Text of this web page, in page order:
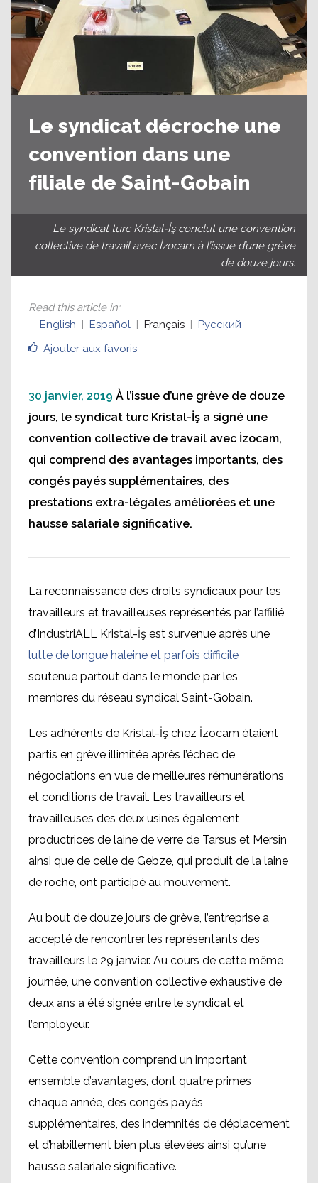
Le syndicat décroche une
convention dans une
filiale de Saint-Gobain
Le syndicat turc Kristal-İş conclut une convention
collective de travail avec İzocam à l’issue d’une grève
de douze jours.
Ajouter aux favoris
Read this article in:
English
Español Français Русский
30 janvier, 2019 À l’issue d’une grève de douze
jours, le syndicat turc Kristal-İş a signé une
convention collective de travail avec İzocam,
qui comprend des avantages importants, des
congés payés supplémentaires, des
prestations extra-légales améliorées et une
hausse salariale significative.
La reconnaissance des droits syndicaux pour les
travailleurs et travailleuses représentés par l’affilié
d’IndustriALL Kristal-İş est survenue après une
lutte de longue haleine et parfois difficile
soutenue partout dans le monde par les
membres du réseau syndical Saint-Gobain.
Les adhérents de Kristal-İş chez İzocam étaient
partis en grève illimitée après l’échec de
négociations en vue de meilleures rémunérations
et conditions de travail. Les travailleurs et
travailleuses des deux usines également
productrices de laine de verre de Tarsus et Mersin
ainsi que de celle de Gebze, qui produit de la laine
de roche, ont participé au mouvement.
Au bout de douze jours de grève, l’entreprise a
accepté de rencontrer les représentants des
travailleurs le 29 janvier. Au cours de cette même
journée, une convention collective exhaustive de
deux ans a été signée entre le syndicat et
l’employeur.
Cette convention comprend un important
ensemble d’avantages, dont quatre primes
chaque année, des congés payés
supplémentaires, des indemnités de déplacement
et d’habillement bien plus élevées ainsi qu’une
hausse salariale significative.